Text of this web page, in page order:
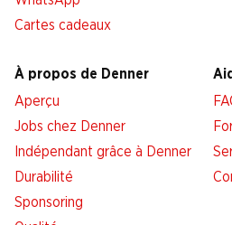
Cartes cadeaux
À propos de Denner
Aperçu
Jobs chez Denner
Indépendant grâce à Denner
Durabilité
Sponsoring